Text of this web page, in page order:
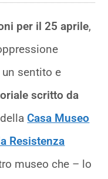
per il 25 aprile,
sentito e
scritto da
dellaCasa Museo
Resistenza
museo che – lo